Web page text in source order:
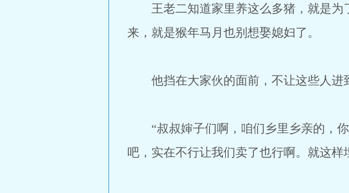
王老二知道家里养这么多猪，就是为
来，就是猴年马月也别想娶媳妇了。
他挡在大家伙的面前，不让这些人进
“叔叔婶子们啊，咱们乡里乡亲的，你
吧，实在不行让我们卖了也行啊。就这样